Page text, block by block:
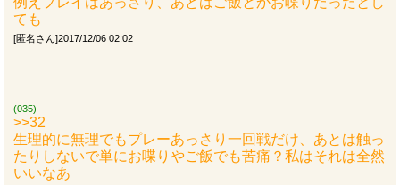
ても
[匿名さん]2017/12/06 02:02
(035)
>>32
生理的に無理でもプレーあっさり一回戦だけ、あとは触っ
たりしないで単にお喋りやご飯でも苦痛？私はそれは全然
いいなあ